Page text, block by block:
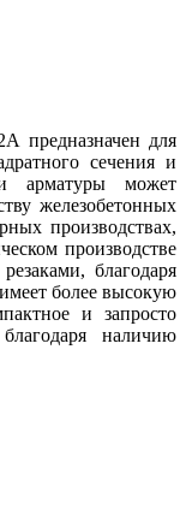
предназначен для
сечения и
арматуры может
железобетонных
производствах,
производстве
благодаря
более высокую
и запросто
наличию